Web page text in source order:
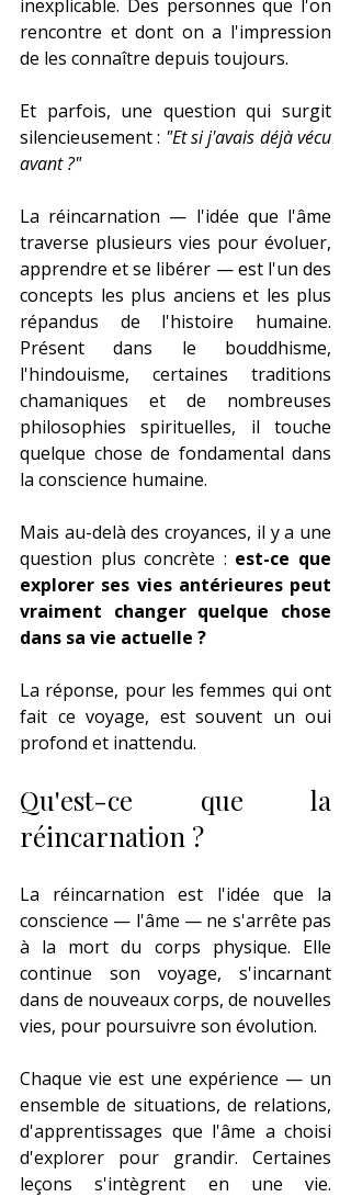
inexplicable. Des personnes que l'on
rencontre et dont on a l'impression
de les connaître depuis toujours.
Et parfois, une question qui surgit
silencieusement : "Et si j'avais déjà vécu
avant ?"
La réincarnation — l'idée que l'âme
traverse plusieurs vies pour évoluer,
apprendre et se libérer — est l'un des
concepts les plus anciens et les plus
répandus de l'histoire humaine.
Présent dans le bouddhisme,
l'hindouisme, certaines traditions
chamaniques et de nombreuses
philosophies spirituelles, il touche
quelque chose de fondamental dans
la conscience humaine.
Mais au-delà des croyances, il y a une
question plus concrète : est-ce que
explorer ses vies antérieures peut
vraiment changer quelque chose
dans sa vie actuelle ?
La réponse, pour les femmes qui ont
fait ce voyage, est souvent un oui
profond et inattendu.
Qu'est-ce que la
réincarnation ?
La réincarnation est l'idée que la
conscience — l'âme — ne s'arrête pas
à la mort du corps physique. Elle
continue son voyage, s'incarnant
dans de nouveaux corps, de nouvelles
vies, pour poursuivre son évolution.
Chaque vie est une expérience — un
ensemble de situations, de relations,
d'apprentissages que l'âme a choisi
d'explorer pour grandir. Certaines
leçons s'intègrent en une vie.